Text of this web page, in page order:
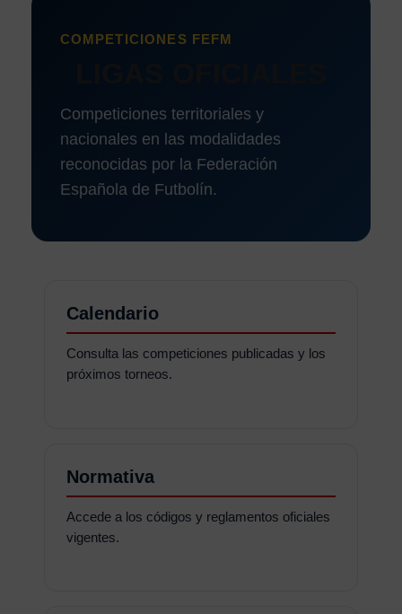
COMPETICIONES FEFM
Competiciones territoriales y
nacionales en las modalidades
reconocidas por la Federación
Española de Futbolín.
Calendario
Consulta las competiciones publicadas y los
próximos torneos.
Normativa
Accede a los códigos y reglamentos oficiales
vigentes.